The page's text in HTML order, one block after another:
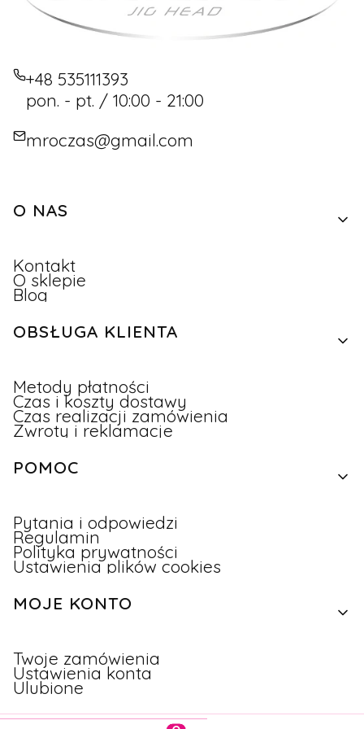
+48 535111393
pon. - pt. / 10:00 - 21:00
mroczas@gmail.com
Linki w stopce
O NAS
Kontakt
O sklepie
Blog
OBSŁUGA KLIENTA
Metody płatności
Czas i koszty dostawy
Czas realizacji zamówienia
Zwroty i reklamacje
POMOC
Pytania i odpowiedzi
Regulamin
Polityka prywatności
Ustawienia plików cookies
MOJE KONTO
Twoje zamówienia
Ustawienia konta
Ulubione